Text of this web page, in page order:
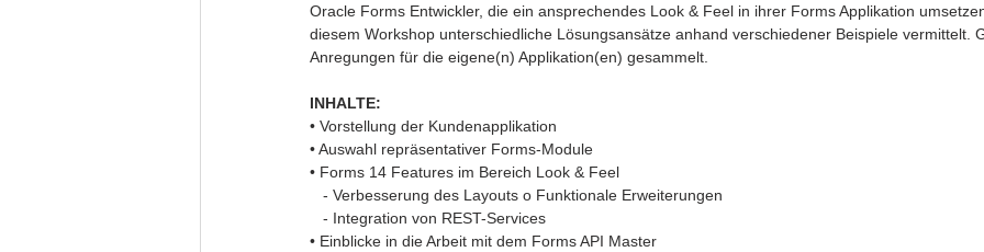
Oracle Forms Entwickler, die ein ansprechendes Look & Feel in ihrer Forms Applikation
diesem Workshop unterschiedliche Lösungsansätze anhand verschiedener Beispiele vermittelt.
Anregungen für die eigene(n) Applikation(en) gesammelt.
INHALTE:
• Vorstellung der Kundenapplikation
• Auswahl repräsentativer Forms-Module
• Forms 14 Features im Bereich Look & Feel
   - Verbesserung des Layouts o Funktionale Erweiterungen
   - Integration von REST-Services
• Einblicke in die Arbeit mit dem Forms API Master